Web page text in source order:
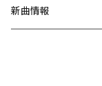
新曲情報